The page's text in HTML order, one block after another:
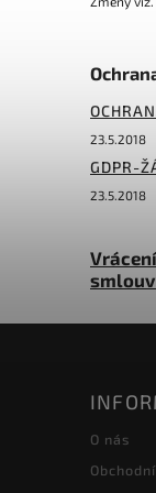
23.5.2018
GDPR-
23.5.2018
O nás